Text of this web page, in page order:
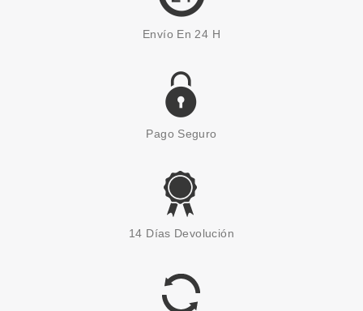
Envío En 24 H
Pago Seguro
14 Días Devolución